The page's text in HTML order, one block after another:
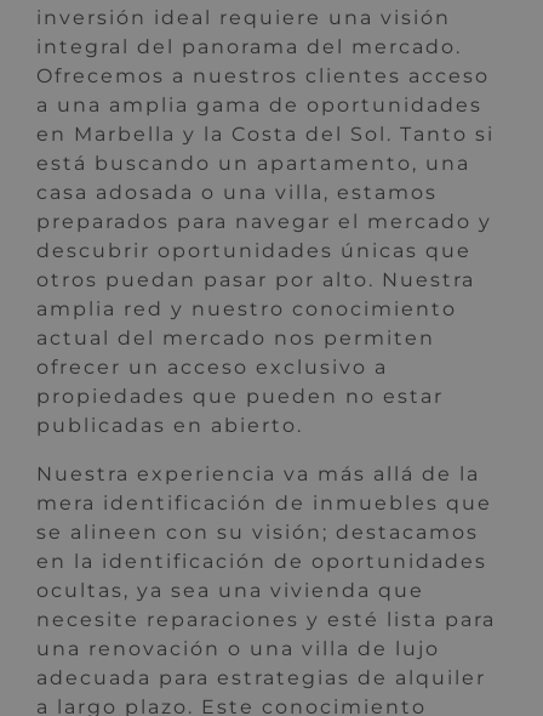
inversión ideal requiere una visión
integral del panorama del mercado.
Ofrecemos a nuestros clientes acceso
a una amplia gama de oportunidades
en Marbella y la Costa del Sol. Tanto si
está buscando un apartamento, una
casa adosada o una villa, estamos
preparados para navegar el mercado y
descubrir oportunidades únicas que
otros puedan pasar por alto. Nuestra
amplia red y nuestro conocimiento
actual del mercado nos permiten
ofrecer un acceso exclusivo a
propiedades que pueden no estar
publicadas en abierto.
Nuestra experiencia va más allá de la
mera identificación de inmuebles que
se alineen con su visión; destacamos
en la identificación de oportunidades
ocultas, ya sea una vivienda que
necesite reparaciones y esté lista para
una renovación o una villa de lujo
adecuada para estrategias de alquiler
a largo plazo. Este conocimiento